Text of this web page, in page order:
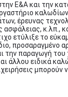
Ε&Α και την
έρευνας
κ.λπ.,
ετύλιξε το
προσαραγμένο
την παραγωγή
ειδικά